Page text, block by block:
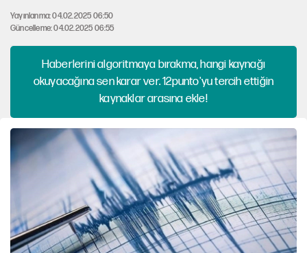
Yayınlanma: 04.02.2025 06:50
Güncelleme: 04.02.2025 06:55
Haberlerini algoritmaya bırakma, hangi kaynağı
okuyacağına sen karar ver. 12punto'yu tercih ettiğin
kaynaklar arasına ekle!